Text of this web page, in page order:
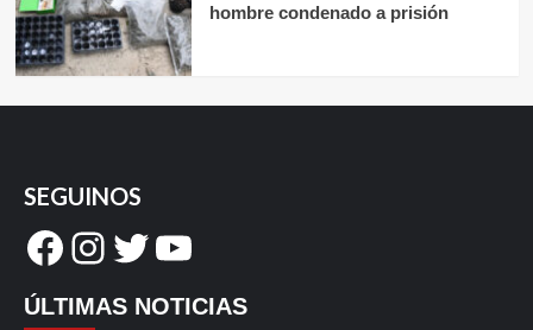
hombre condenado a prisión
SEGUINOS
Facebook
Instagram
Twitter
YouTube
ÚLTIMAS NOTICIAS